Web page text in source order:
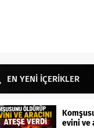
EN YENİ İÇERİKLER
evini ve